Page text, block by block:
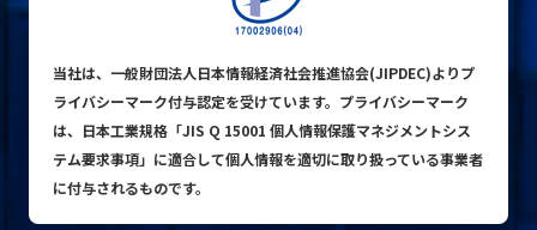
当社は、一般財団法人日本情報経済社会推進協会(JIPDEC)よりプ
ライバシーマーク付与認定を受けています。プライバシーマーク
は、日本工業規格「JIS Q 15001 個人情報保護マネジメントシス
テム要求事項」に適合して個人情報を適切に取り扱っている事業者
に付与されるものです。